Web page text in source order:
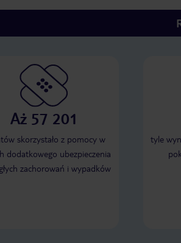
Aż 57 201
skorzystało z pomocy w
dodatkowego ubezpieczenia
zachorowań i wypadków
tyle